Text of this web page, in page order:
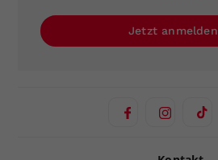
Jetzt anmelden